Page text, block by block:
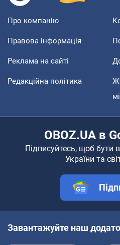
Про компанію
Правова інформація
Реклама на сайті
Редакційна політика
OBOZ.UA в
Підписуйтесь, щоб бути
України та
Завантажуйте наш